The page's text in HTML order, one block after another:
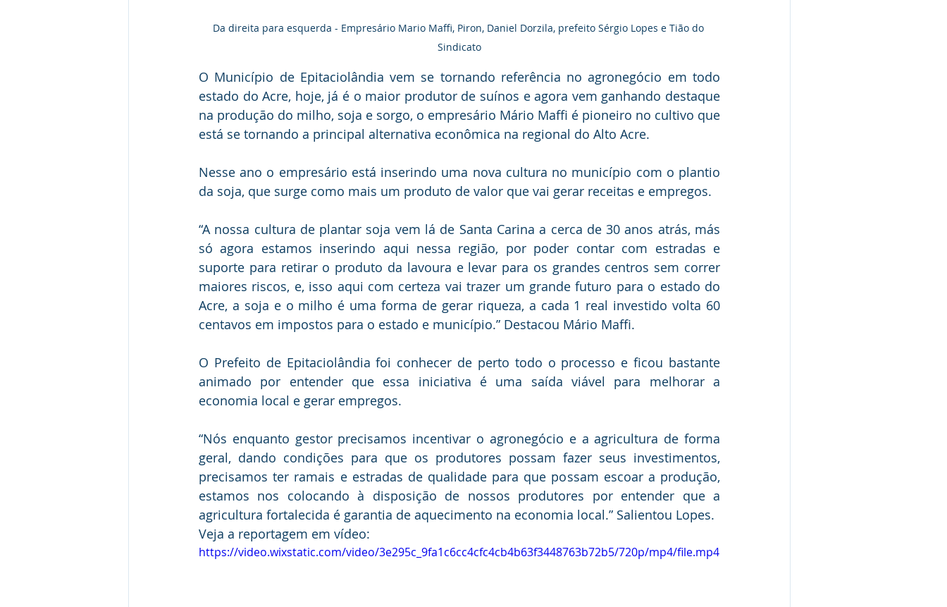
Da direita para esquerda - Empresário Mario Maffi, Piron, Daniel Dorzila, prefeito Sérgio Lopes e Tião do
Sindicato
O Município de Epitaciolândia vem se tornando referência no agronegócio em todo
estado do Acre, hoje, já é o maior produtor de suínos e agora vem ganhando destaque
na produção do milho, soja e sorgo, o empresário Mário Maffi é pioneiro no cultivo que
está se tornando a principal alternativa econômica na regional do Alto Acre.
Nesse ano o empresário está inserindo uma nova cultura no município com o plantio
da soja, que surge como mais um produto de valor que vai gerar receitas e empregos.
“A nossa cultura de plantar soja vem lá de Santa Carina a cerca de 30 anos atrás, más
só agora estamos inserindo aqui nessa região, por poder contar com estradas e
suporte para retirar o produto da lavoura e levar para os grandes centros sem correr
maiores riscos, e, isso aqui com certeza vai trazer um grande futuro para o estado do
Acre, a soja e o milho é uma forma de gerar riqueza, a cada 1 real investido volta 60
centavos em impostos para o estado e município.” Destacou Mário Maffi.
O Prefeito de Epitaciolândia foi conhecer de perto todo o processo e ficou bastante
animado por entender que essa iniciativa é uma saída viável para melhorar a
economia local e gerar empregos.
“Nós enquanto gestor precisamos incentivar o agronegócio e a agricultura de forma
geral, dando condições para que os produtores possam fazer seus investimentos,
precisamos ter ramais e estradas de qualidade para que possam escoar a produção,
estamos nos colocando à disposição de nossos produtores por entender que a
agricultura fortalecida é garantia de aquecimento na economia local.” Salientou Lopes.
Veja a reportagem em vídeo:
https://video.wixstatic.com/video/3e295c_9fa1c6cc4cfc4cb4b63f3448763b72b5/720p/mp4/file.mp4